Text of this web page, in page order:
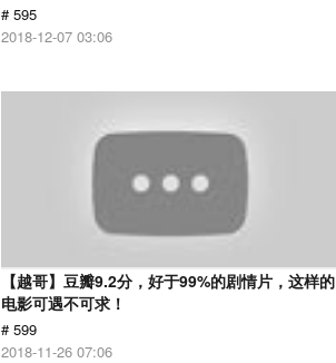
# 595
2018-12-07 03:06
【越哥】豆瓣9.2分，好于99%的剧情片，这样的
电影可遇不可求！
# 599
2018-11-26 07:06